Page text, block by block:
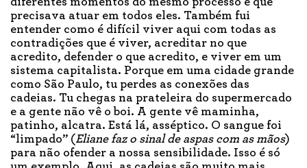
precisava atuar em todos eles. Também fui
entender como é difícil viver aqui com todas as
contradições que é viver, acreditar no que
acredito, defender o que acredito, e viver em um
sistema capitalista. Porque em uma cidade grande
como São Paulo, tu perdes as conexões das
cadeias. Tu chegas na prateleira do supermercado
e a gente não vê o boi. A gente vê maminha,
patinho, alcatra. Está lá, asséptico. O sangue foi
“limpado” (Eliane faz o sinal de aspas com as mãos)
para não ofender a nossa sensibilidade. Isso é só